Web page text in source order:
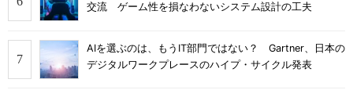
交流 ゲーム性を損なわないシステム設計の工夫
AIを選ぶのは、もうIT部門ではない？ Gartner、日本の
デジタルワークプレースのハイプ・サイクル発表